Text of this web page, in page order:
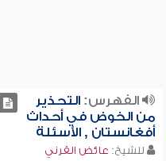
الفهرس:التحذير
من الخوض في أحداث
أفغانستان , الأسئلة
للشيخ: عائض القرني